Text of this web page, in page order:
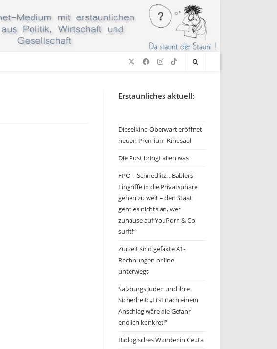
Erstaunliches aktuell:
Dieselkino Oberwart eröffnet
neuen Premium-Kinosaal
Die Post bringt allen was
FPÖ – Schnedlitz: „Bablers
Eingriffe in die Privatsphäre
gehen zu weit – den Staat
geht es nichts an, wer
zuhause auf YouPorn & Co
surft!“
Zurzeit sind gefakte A1-
Rechnungen online
unterwegs
Salzburgs Juden und ihre
Sicherheit: „Erst nach einem
Anschlag wäre die Gefahr
endlich konkret!“
Biologisches Wunder in Ceuta